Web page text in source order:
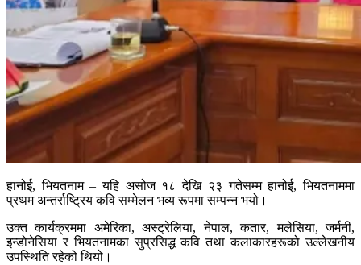
हानोई, भियतनाम – यहि असोज १८ देखि २३ गतेसम्म हानोई, भियतनाममा
प्रथम अन्तर्राष्ट्रिय कवि सम्मेलन भव्य रूपमा सम्पन्न भयो।
उक्त कार्यक्रममा अमेरिका, अस्ट्रेलिया, नेपाल, कतार, मलेसिया, जर्मनी,
इन्डोनेसिया र भियतनामका सुप्रसिद्ध कवि तथा कलाकारहरूको उल्लेखनीय
उपस्थिति रहेको थियो।